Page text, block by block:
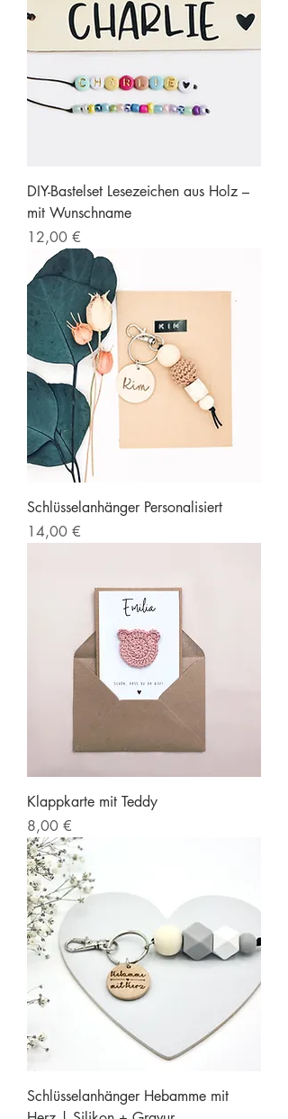
DIY-Bastelset Lesezeichen aus Holz –
mit Wunschname
Preis
12,00 €
Schlüsselanhänger Personalisiert
Preis
14,00 €
Klappkarte mit Teddy
Preis
8,00 €
Schlüsselanhänger Hebamme mit